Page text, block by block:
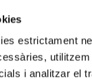
estrictament
i analitzar el